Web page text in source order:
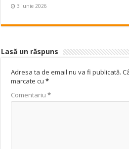
3 iunie 2026
Lasă un răspuns
Adresa ta de email nu va fi publicată.
marcate cu*
Comentariu*